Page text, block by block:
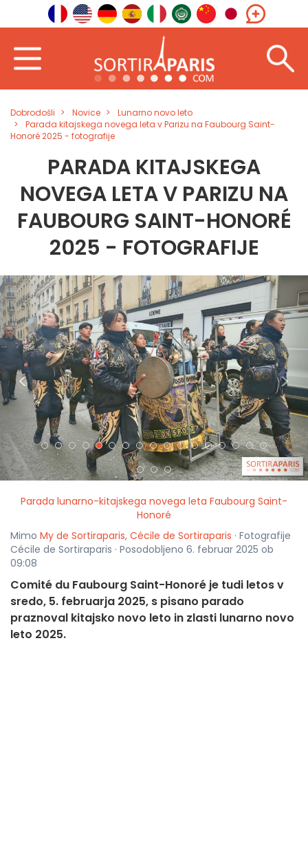
Dobrodošli Novice
Lunarno novo leto
Parada kitajskega novega leta v Parizu na Faubourg Saint-
Honoré 2025 - fotografije
PARADA KITAJSKEGA
NOVEGA LETA V PARIZU NA
FAUBOURG SAINT-HONORÉ
2025 - FOTOGRAFIJE
< >
Parada lunarno-kitajskega novega leta Faubourg Saint-
Honoré
Mimo My de Sortiraparis, Cécile de Sortiraparis · Fotografije
Cécile de Sortiraparis · Posodobljeno 6. februar 2025 ob
09:08
Comité du Faubourg Saint-Honoré je tudi letos v
sredo, 5. februarja 2025, s pisano parado
praznoval kitajsko novo leto in zlasti lunarno novo
leto 2025.